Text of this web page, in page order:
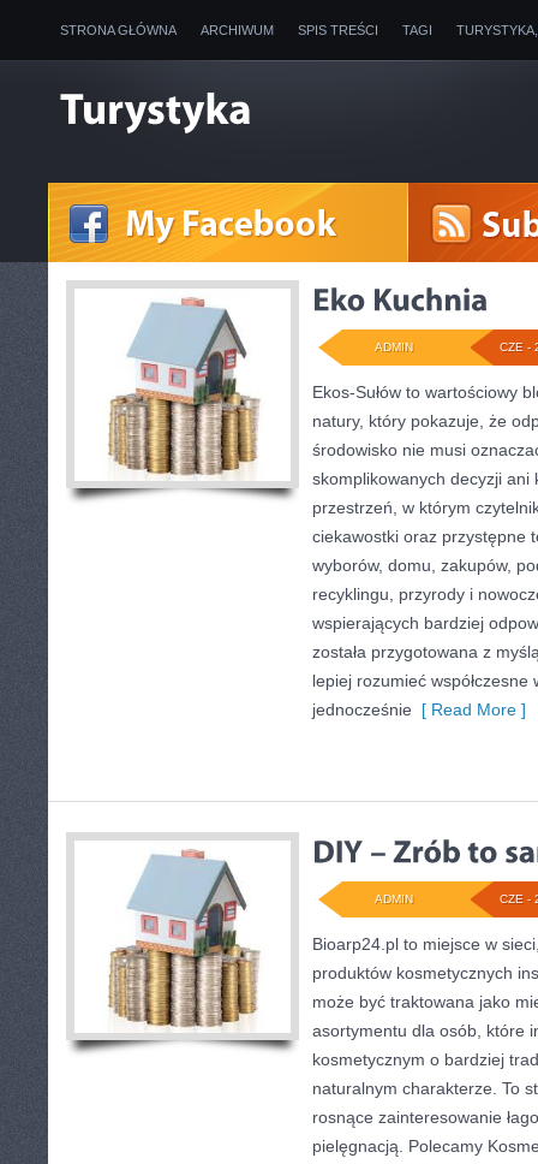
STRONA GŁÓWNA ARCHIWUM SPIS TREŚCI TAGI
CZE -
ADMIN
Ekos-Sułów to wartościowy
natury, który pokazuje, że
środowisko nie musi
skomplikowanych decyzji ani
przestrzeń, w którym
ciekawostki oraz przystępne
wyborów, domu, zakupów,
recyklingu, przyrody i
wspierających bardziej
została przygotowana z
lepiej rozumieć
jednocześnie [ Read More ]
CZE -
ADMIN
Bioarp24.pl to miejsce w
produktów kosmetycznych
może być traktowana jako
asortymentu dla osób, które
kosmetycznym o bardziej
naturalnym charakterze. To
rosnące zainteresowanie
pielęgnacją. Polecamy